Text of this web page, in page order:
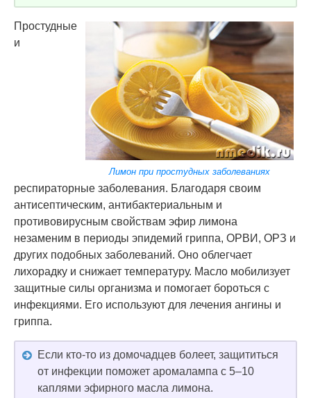
Лимон при простудных заболеваниях
Простудные
и
респираторные заболевания. Благодаря своим
антисептическим, антибактериальным и
противовирусным свойствам эфир лимона
незаменим в периоды эпидемий гриппа, ОРВИ, ОРЗ и
других подобных заболеваний. Оно облегчает
лихорадку и снижает температуру. Масло мобилизует
защитные силы организма и помогает бороться с
инфекциями. Его используют для лечения ангины и
гриппа.
Если кто-то из домочадцев болеет, защититься
от инфекции поможет аромалампа с 5–10
каплями эфирного масла лимона.